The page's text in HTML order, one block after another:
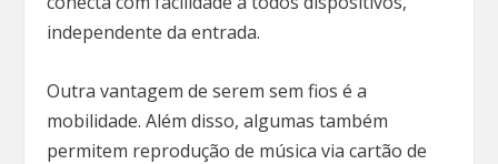
independente da entrada.
Outra vantagem de serem sem fios é a
mobilidade. Além disso, algumas também
permitem reprodução de música via cartão de